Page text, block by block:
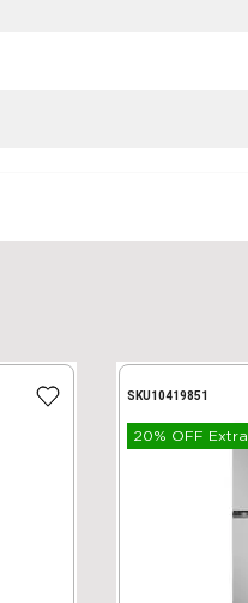
SKU10419851
20% OFF